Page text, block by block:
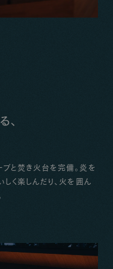
、
ブと焚き火台を完備。炎を
しく楽しんだり、火を囲ん